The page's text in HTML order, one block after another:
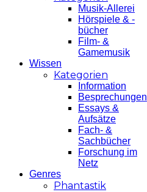
Musik-Allerei
Hörspiele & -
bücher
Film- &
Gamemusik
Wissen
Kategorien
Information
Besprechungen
Essays &
Aufsätze
Fach- &
Sachbücher
Forschung im
Netz
Genres
Phantastik